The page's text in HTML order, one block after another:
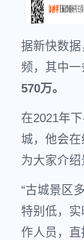
据新快数据
频，其中
570万。
在2021年
城，他会
为大家介绍
“古城景区
特别低，
作人员，直